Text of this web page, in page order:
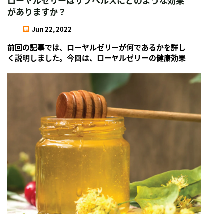
がありますか？
Jun 22, 2022
前回の記事では、ローヤルゼリーが何であるかを詳し
く説明しました。今回は、ローヤルゼリーの健康効果
てのその利点と理由をお伝えします。ローヤルゼリー
を摂取した後、多くの人々が...